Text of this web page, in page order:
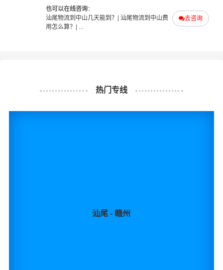
去咨询
也可以在线咨询：
汕尾物流到中山几天能到？ | 汕尾物流到中山费
用怎么算？ | ...
热门专线
汕尾 - 赣州